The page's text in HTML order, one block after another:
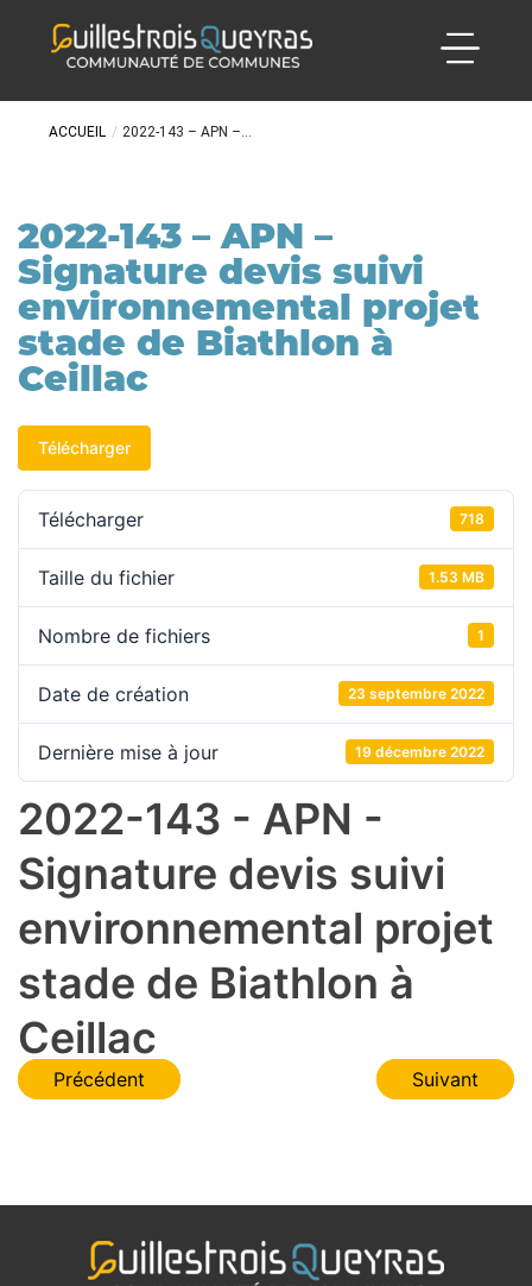
ACCUEIL / 2022-143 – APN –...
2022-143 – APN –
Signature devis suivi
environnemental projet
stade de Biathlon à
Ceillac
Télécharger
Télécharger 718
Taille du fichier 1.53 MB
Nombre de fichiers 1
Date de création 23 septembre 2022
Dernière mise à jour 19 décembre 2022
2022-143 - APN -
Signature devis suivi
environnemental projet
stade de Biathlon à
Ceillac
Navigation
Précédent Suivant